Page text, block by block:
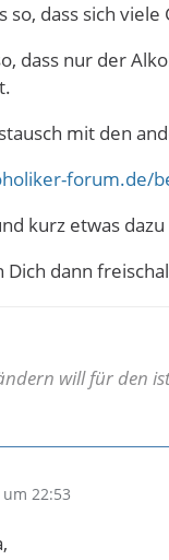
so, dass sich
dass nur der
mit den
forum.de/
kurz etwas
Dich dann
will für den
22:53